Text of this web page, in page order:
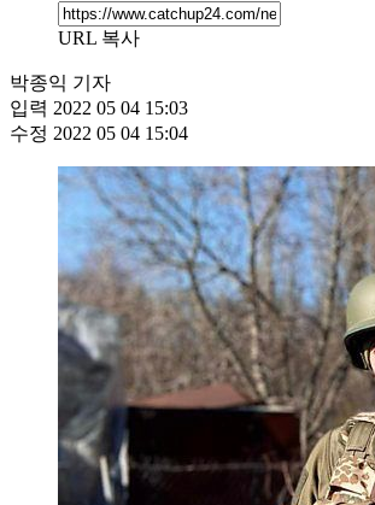
URL 복사
박종익 기자
입력 2022 05 04 15:03
수정 2022 05 04 15:04